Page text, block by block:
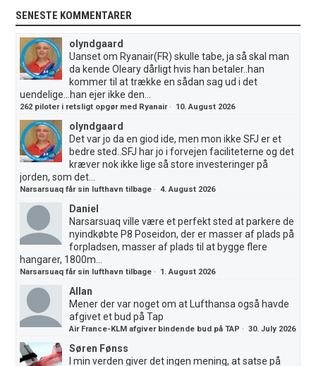
SENESTE KOMMENTARER
olyndgaard
Uanset om Ryanair(FR) skulle tabe, ja så skal man
da kende Oleary dårligt hvis han betaler..han
kommer til at trække en sådan sag ud i det
uendelige...han ejer ikke den...
262 piloter i retsligt opgør med Ryanair· 10. August 2026
olyndgaard
Det var jo da en giod ide, men mon ikke SFJ er et
bedre sted..SFJ har jo i forvejen faciliteterne og det
kræver nok ikke lige så store investeringer på
jorden, som det...
Narsarsuaq får sin lufthavn tilbage ·4. August 2026
Daniel
Narsarsuaq ville være et perfekt sted at parkere de
nyindkøbte P8 Poseidon, der er masser af plads på
forpladsen, masser af plads til at bygge flere
hangarer, 1800m...
Narsarsuaq får sin lufthavn tilbage · 1. August 2026
Allan
Mener der var noget om at Lufthansa også havde
afgivet et bud på Tap
Air France-KLM afgiver bindende bud på TAP ·30. July 2026
Søren Fønss
I min verden giver det ingen mening, at satse på